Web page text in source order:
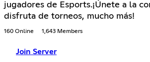
jugadores de Esports.¡Únete a la
disfruta de torneos, mucho más!
160 Online 1,643 Members
Join Server